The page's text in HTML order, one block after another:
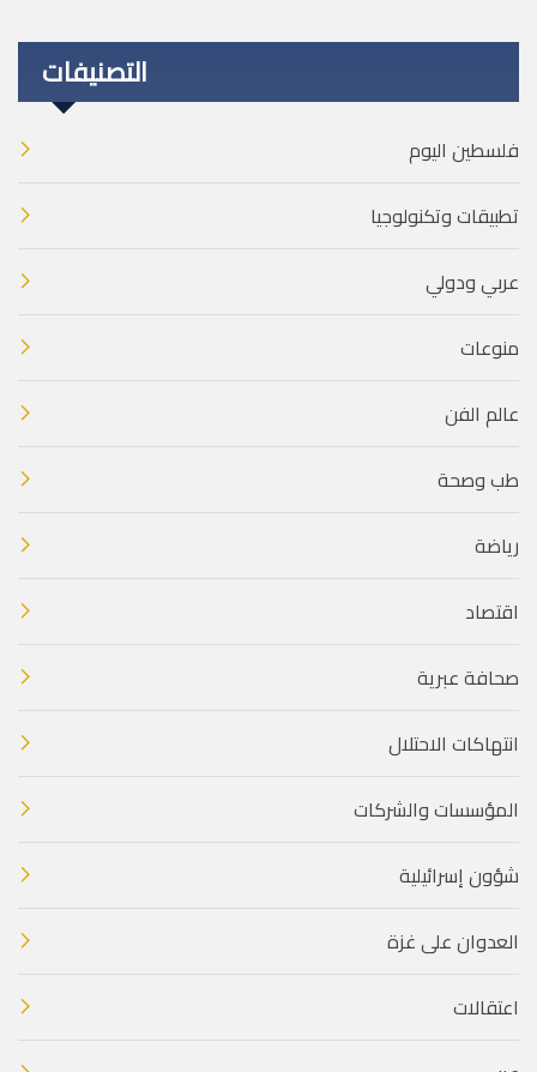
التصنيفات
فلسطين اليوم
تطبيقات وتكنولوجيا
عربي ودولي
منوعات
عالم الفن
طب وصحة
رياضة
اقتصاد
صحافة عبرية
انتهاكات الاحتلال
المؤسسات والشركات
شؤون إسرائيلية
العدوان على غزة
اعتقالات